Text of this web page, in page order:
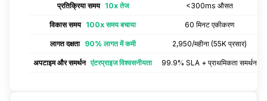
प्रतिक्रिया समय 10x तेज <300ms औसत
विकास समय 100x समय बचाया 60 मिनट एकीकरण
लागत दक्षता 90% लागत में कमी ₹2,950/महीना (55K प्रसार)
अपटाइम और समर्थन एंटरप्राइज विश्वसनीयता 99.9% SLA + प्राथमिकता समर्थन